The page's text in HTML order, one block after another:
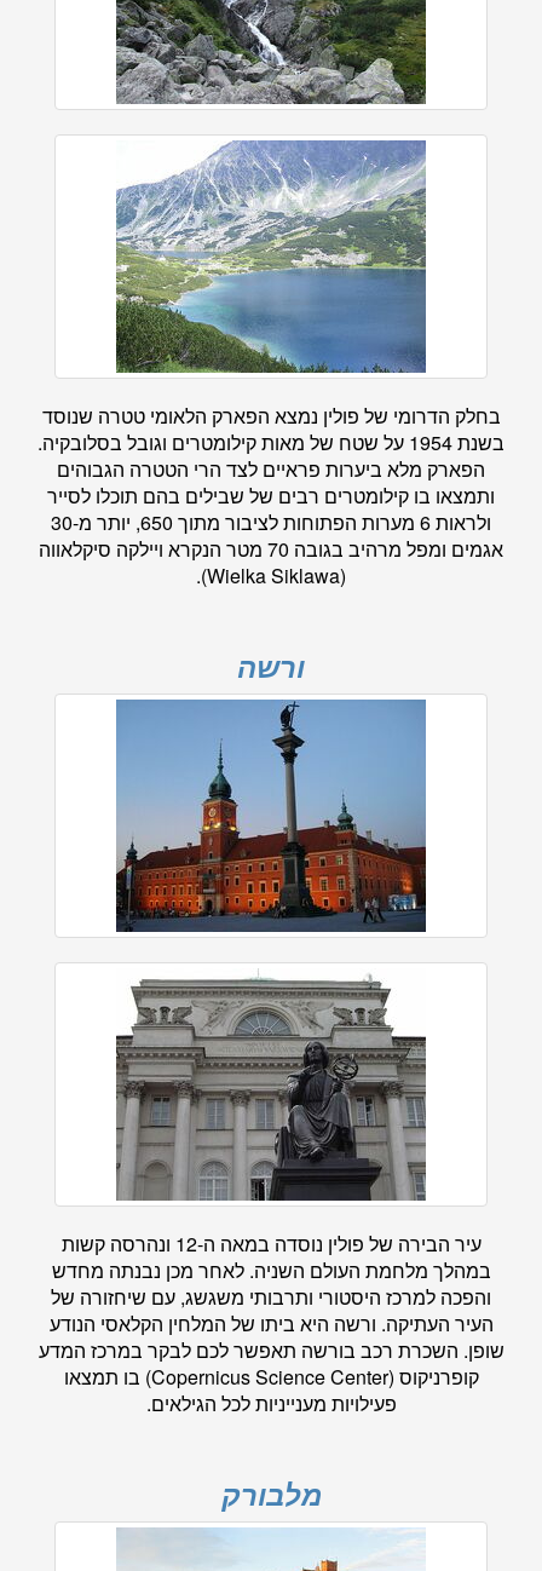
בחלק הדרומי של פולין נמצא הפארק הלאומי טטרה שנוסד
בשנת 1954 על שטח של מאות קילומטרים וגובל בסלובקיה.
הפארק מלא ביערות פראיים לצד הרי הטטרה הגבוהים
ותמצאו בו קילומטרים רבים של שבילים בהם תוכלו לסייר
ולראות 6 מערות הפתוחות לציבור מתוך 650, יותר מ-30
אגמים ומפל מרהיב בגובה 70 מטר הנקרא ויילקה סיקלאווה
(Wielka Siklawa).
ורשה
עיר הבירה של פולין נוסדה במאה ה-12 ונהרסה קשות
במהלך מלחמת העולם השניה. לאחר מכן נבנתה מחדש
והפכה למרכז היסטורי ותרבותי משגשג, עם שיחזורה של
העיר העתיקה. ורשה היא ביתו של המלחין הקלאסי הנודע
שופן. השכרת רכב בורשה תאפשר לכם לבקר במרכז המדע
קופרניקוס (Copernicus Science Center) בו תמצאו
פעילויות מענייניות לכל הגילאים.
מלבורק